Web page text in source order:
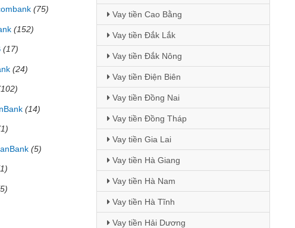
(75)
(152)
(17)
(24)
(14)
(5)
Vay tiền Cao Bằng
Vay tiền Đắk Lắk
Vay tiền Đắk Nông
Vay tiền Điện Biên
Vay tiền Đồng Nai
Vay tiền Đồng Tháp
Vay tiền Gia Lai
Vay tiền Hà Giang
Vay tiền Hà Nam
Vay tiền Hà Tĩnh
Vay tiền Hải Dương